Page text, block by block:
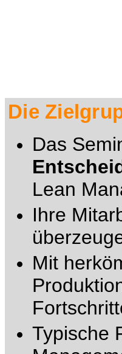
Die
Das
Lean
Ihre
Mit
Typische